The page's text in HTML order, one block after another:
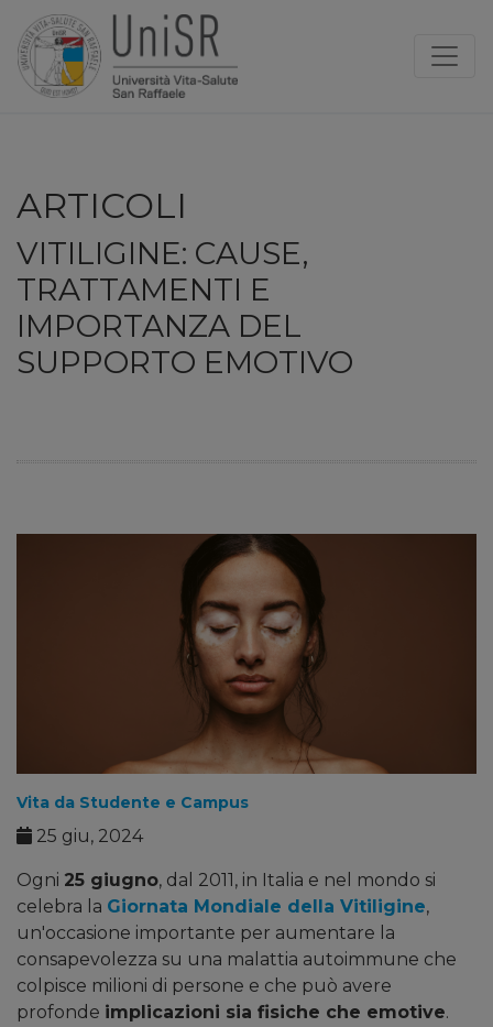
ARTICOLI
VITILIGINE: CAUSE,
TRATTAMENTI E
IMPORTANZA DEL
SUPPORTO EMOTIVO
Vita da Studente e Campus
25 giu, 2024
Ogni 25 giugno, dal 2011, in Italia e nel mondo si
celebra la Giornata Mondiale della Vitiligine,
un'occasione importante per aumentare la
consapevolezza su una malattia autoimmune che
colpisce milioni di persone e che può avere
profonde implicazioni sia fisiche che emotive.